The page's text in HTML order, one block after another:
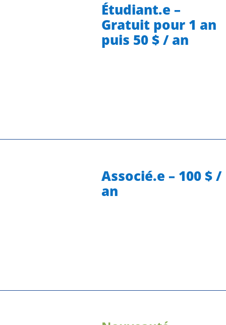
Étudiant.e –
Gratuit pour 1 an
puis 50 $ / an
Associé.e – 100 $ /
an